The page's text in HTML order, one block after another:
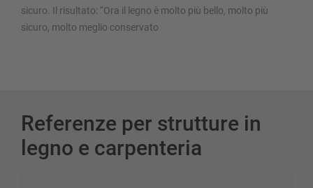
sicuro. Il risultato: “Ora il legno è molto più bello, molto più
sicuro, molto meglio conservato
Referenze per strutture in
legno e carpenteria